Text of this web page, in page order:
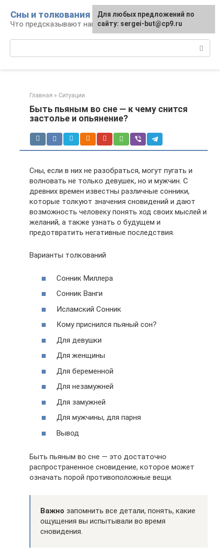
контенту
Сны и толкования
Что предсказывают нам наши сны
Главная » Ситуации
Быть пьяным во сне — к чему снится
застолье и опьянение?
Сны, если в них не разобраться, могут пугать и
волновать не только девушек, но и мужчин. С
древних времен известны различные сонники,
которые толкуют значения сновидений и дают
возможность человеку понять ход своих мыслей и
желаний, а также узнать о будущем и
предотвратить негативные последствия.
Варианты толкований
Сонник Миллера
Сонник Ванги
Исламский Сонник
Кому приснился пьяный сон?
Для девушки
Для женщины
Для беременной
Для незамужней
Для замужней
Для мужчины, для парня
Вывод
Быть пьяным во сне — это достаточно
распространенное сновидение, которое может
означать порой противоположные вещи.
Важно запомнить все детали, понять, какие
ощущения вы испытывали во время
сновидения.
Для любых предложений по
сайту: sergei-but@cp9.ru